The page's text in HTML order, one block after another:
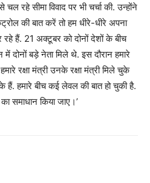
रहे सीमा विवाद पर भी चर्चा की. उन्होंने
की बात करें तो हम धीरे-धीरे अपना
हैं. 21 अक्टूबर को दोनों देशों के बीच
बड़े नेता मिले थे. इस दौरान हमारे
रक्षा मंत्री उनके रक्षा मंत्री मिले चुके
हैं. हमारे बीच कई लेवल की बात हो चुकी है.
समाधान किया जाए।’